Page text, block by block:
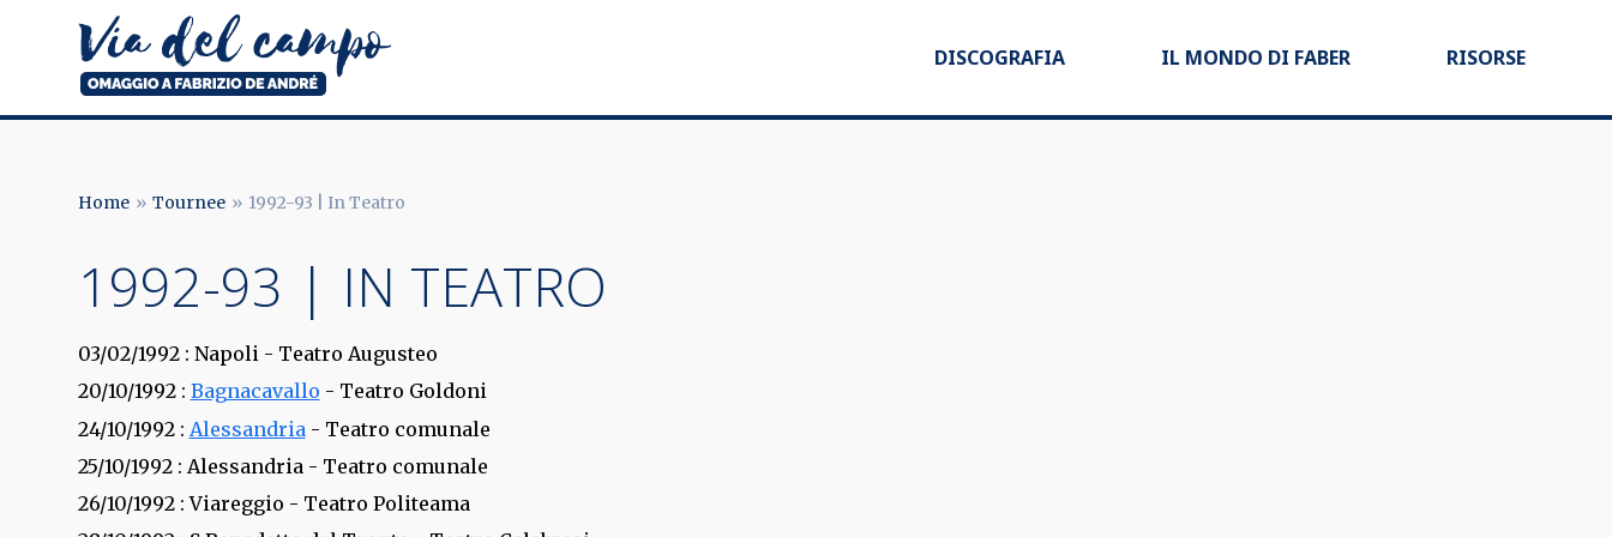
contenuto
principale
Via
campo
DISCOGRAFIA IL MONDO DI FABER RISORSE
DI
PANE
Home Tournee 1992-93 | In Teatro
1992-93 | IN TEATRO
03/02/1992: Napoli - Teatro Augusteo
20/10/1992: Bagnacavallo - Teatro Goldoni
24/10/1992: Alessandria - Teatro comunale
25/10/1992: Alessandria - Teatro comunale
26/10/1992: Viareggio - Teatro Politeama